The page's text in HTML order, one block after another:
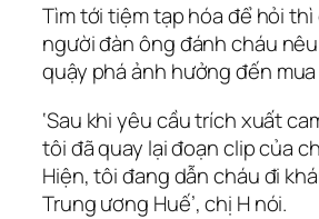
Tìm tới tiệm tạp hóa để hỏi thì
người đàn ông đánh cháu
quậy phá ảnh hưởng đến
‘Sau khi yêu cầu trích xuất
tôi đã quay lại đoạn clip của
Hiện, tôi đang dẫn cháu đi
Trung ương Huế’, chị H nói.